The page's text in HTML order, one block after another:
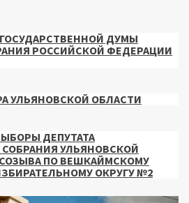
ДУМЫ
РОССИЙСКОЙ ФЕДЕРАЦИИ
УЛЬЯНОВСКОЙ ОБЛАСТИ
ДЕПУТАТА
УЛЬЯНОВСКОЙ
ПО ВЕШКАЙМСКОМУ
ОКРУГУ №2